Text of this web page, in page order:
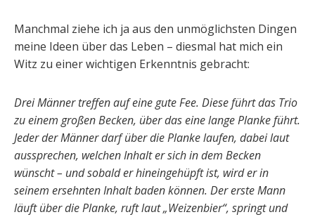
Manchmal ziehe ich ja aus den unmöglichsten Dingen
meine Ideen über das Leben – diesmal hat mich ein
Witz zu einer wichtigen Erkenntnis gebracht:
Drei Männer treffen auf eine gute Fee. Diese führt das Trio
zu einem großen Becken, über das eine lange Planke führt.
Jeder der Männer darf über die Planke laufen, dabei laut
aussprechen, welchen Inhalt er sich in dem Becken
wünscht – und sobald er hineingehüpft ist, wird er in
seinem ersehnten Inhalt baden können. Der erste Mann
läuft über die Planke, ruft laut „Weizenbier“, springt und